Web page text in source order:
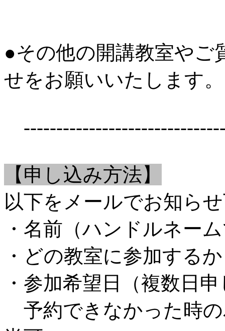
●その他の開講教室やご
せをお願いいたします。
【申し込み方法】
以下をメールでお知ら
・名前（ハンドルネー
・どの教室に参加する
・参加希望日（複数日
予約できなかった時